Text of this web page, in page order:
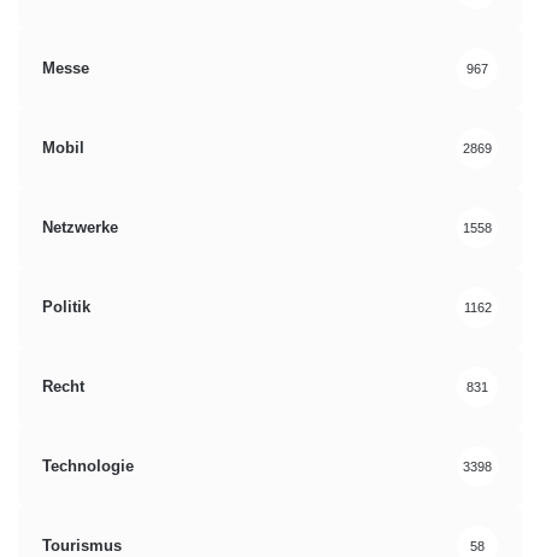
Messe 967
Mobil 2869
Netzwerke 1558
Politik 1162
Recht 831
Technologie 3398
Tourismus 58